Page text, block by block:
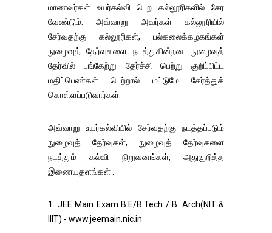
மாணவர்கள் உயர்கல்வி பெற கல்லூரிகளில் சேர
வேண்டும். அவ்வாறு அவர்கள் கல்லூரியில்
சேர்வதற்கு கல்லூரிகள், பல்கலைக்கழகங்கள்
நுழைவுத் தேர்வுகளை நடத்துகின்றன. நுழைவுத்
தேர்வில் பங்கேற்று தேர்ச்சி பெற்று குறிப்பிட்ட
மதிப்பெண்கள் பெற்றால் மட்டுமே சேர்த்துக்
கொள்ளப்படுவார்கள்.
அவ்வாறு உயர்கல்வியில் சேர்வதற்கு நடத்தப்படும்
நுழைவுத் தேர்வுகள், நுழைவுத் தேர்வுகளை
நடத்தும் கல்வி நிறுவனங்கள், அதுகுறித்த
இணையதளங்கள் :
1. JEE Main Exam B.E/B.Tech / B. Arch(NIT &
IIIT) - www.jeemain.nic.in